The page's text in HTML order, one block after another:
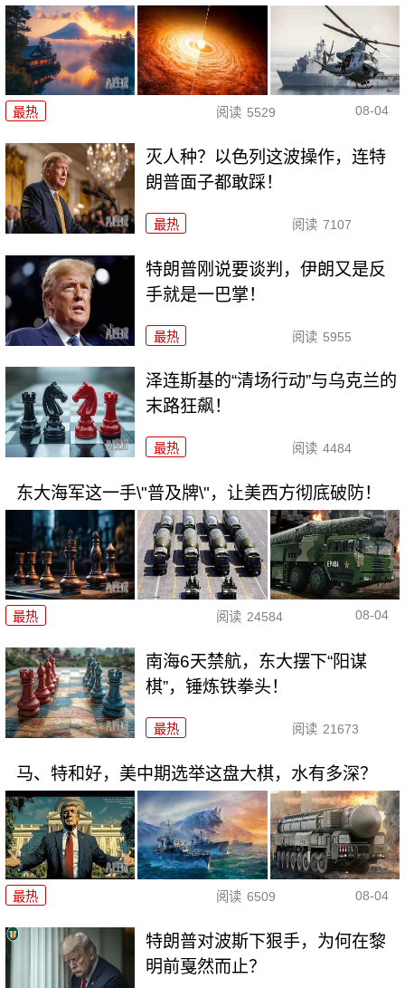
最热 阅读 5529 08-04
灭人种？以色列这波操作，连特
朗普面子都敢踩！
最热 阅读 7107
特朗普刚说要谈判，伊朗又是反
手就是一巴掌！
最热 阅读 5955
泽连斯基的“清场行动”与乌克兰的
末路狂飙！
最热 阅读 4484
东大海军这一手\"普及牌\"，让美西方彻底破防！
最热 阅读 24584 08-04
南海6天禁航，东大摆下“阳谋
棋”，锤炼铁拳头！
最热 阅读 21673
马、特和好，美中期选举这盘大棋，水有多深？
最热 阅读 6509 08-04
特朗普对波斯下狠手，为何在黎
明前戛然而止？